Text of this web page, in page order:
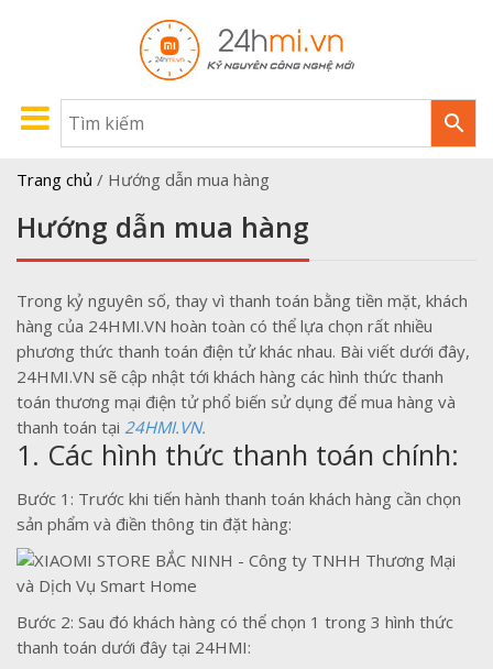
Trang chủ / Hướng dẫn mua hàng
Hướng dẫn mua hàng
Trong kỷ nguyên số, thay vì thanh toán bằng tiền mặt, khách
hàng của 24HMI.VN hoàn toàn có thể lựa chọn rất nhiều
phương thức thanh toán điện tử khác nhau. Bài viết dưới đây,
24HMI.VN sẽ cập nhật tới khách hàng các hình thức thanh
toán thương mại điện tử phổ biến sử dụng để mua hàng và
thanh toán tại 24HMI.VN.
1. Các hình thức thanh toán chính:
Bước 1: Trước khi tiến hành thanh toán khách hàng cần chọn
sản phẩm và điền thông tin đặt hàng:
Bước 2: Sau đó khách hàng có thể chọn 1 trong 3 hình thức
thanh toán dưới đây tại 24HMI: